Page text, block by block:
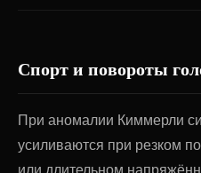
Спорт и повороты
При аномалии Киммерли
усиливаются при резком
или длительном